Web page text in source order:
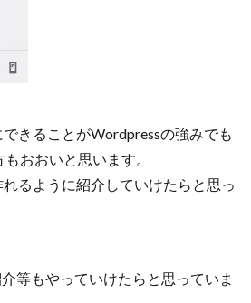
きることがWordpressの強みでも
おおいと思います。
るように紹介していけたらと思っ
等もやっていけたらと思っていま